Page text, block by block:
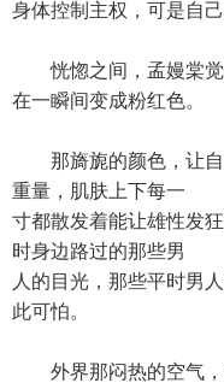
身体控制主权，可是自
恍惚之间，孟嫚棠觉
在一瞬间变成粉红色。
那旖旎的颜色，让自
重量，肌肤上下每一
寸都散发着能让雄性发
时身边路过的那些男
人的目光，那些平时男
此可怕。
外界那闷热的空气，